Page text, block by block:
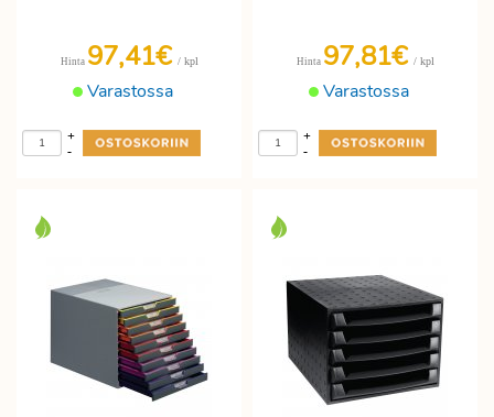
Varastossa
Hinta 97,41€ / kpl
-
+
Varastossa
Hinta 97,81€ / kpl
-
+